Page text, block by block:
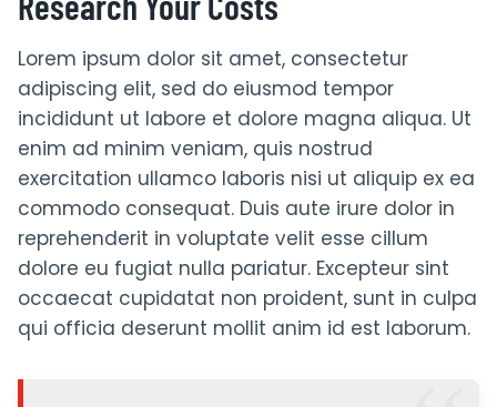
Lorem ipsum dolor sit amet, consectetur
adipiscing elit, sed do eiusmod tempor
incididunt ut labore et dolore magna aliqua. Ut
enim ad minim veniam, quis nostrud
exercitation ullamco laboris nisi ut aliquip ex ea
commodo consequat. Duis aute irure dolor in
reprehenderit in voluptate velit esse cillum
dolore eu fugiat nulla pariatur. Excepteur sint
occaecat cupidatat non proident, sunt in culpa
qui officia deserunt mollit anim id est laborum.